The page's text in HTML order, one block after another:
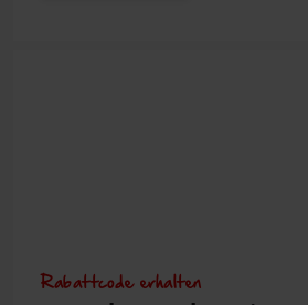
Rabattcode erhalten